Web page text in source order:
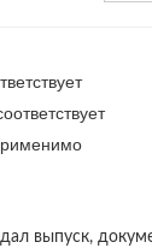
выпуск,